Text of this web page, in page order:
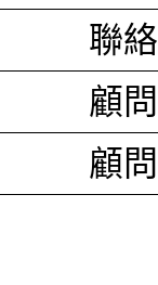
聯絡
顧問
顧問